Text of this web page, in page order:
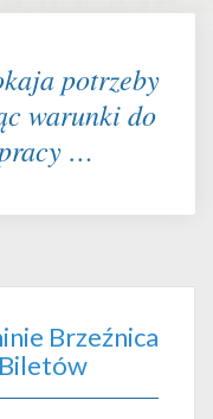
potrzeby
warunki do
…
Brzeźnica